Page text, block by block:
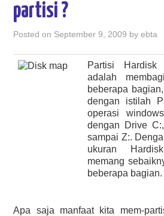
DELPHI STUFF
HASIL PENCARIAN
partisi ?
Posted on September 9, 2009 byebta
Partisi Hardisk
adalah
beberapa
dengan istilah
operasi
dengan Drive
sampai Z:.
ukuran
memang
beberapa bagian.
Apa saja manfaat kita mem-